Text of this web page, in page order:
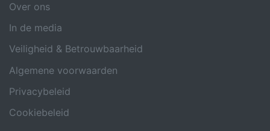
Over ons
In de media
Veiligheid & Betrouwbaarheid
Algemene voorwaarden
Privacybeleid
Cookiebeleid